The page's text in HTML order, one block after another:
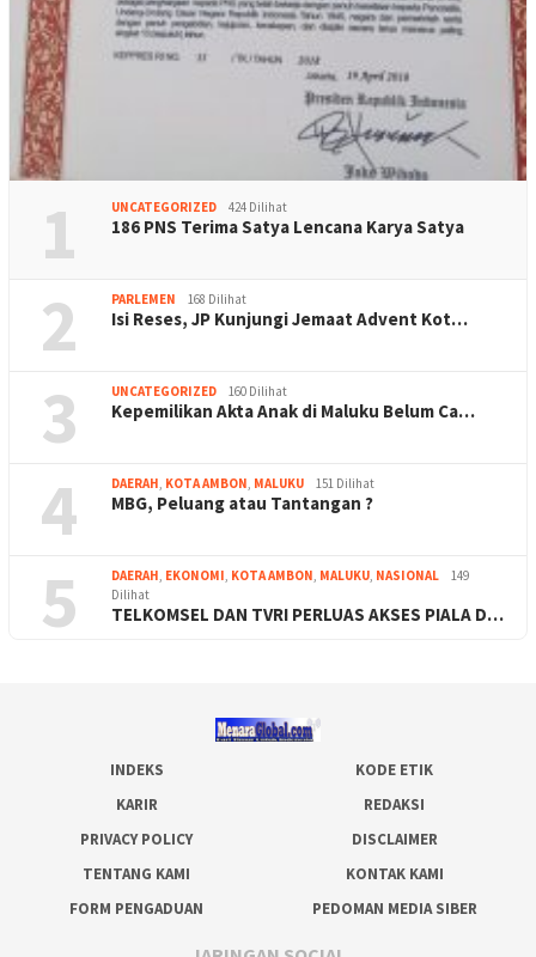
1 UNCATEGORIZED 424 Dilihat
186 PNS Terima Satya Lencana Karya Satya
2 PARLEMEN 168 Dilihat
Isi Reses, JP Kunjungi Jemaat Advent Kot…
3 UNCATEGORIZED 160 Dilihat
Kepemilikan Akta Anak di Maluku Belum Ca…
4 DAERAH, KOTA AMBON, MALUKU 151 Dilihat
MBG, Peluang atau Tantangan ?
5 DAERAH, EKONOMI, KOTA AMBON, MALUKU, NASIONAL
149
Dilihat
TELKOMSEL DAN TVRI PERLUAS AKSES PIALA D…
INDEKS
KODE ETIK
KARIR
REDAKSI
PRIVACY POLICY
DISCLAIMER
TENTANG KAMI
KONTAK KAMI
FORM PENGADUAN
PEDOMAN MEDIA SIBER